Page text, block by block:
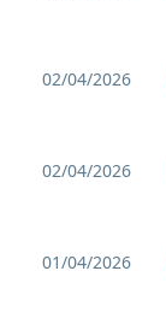
02/04/2026
02/04/2026
01/04/2026